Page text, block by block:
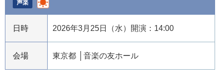
声楽
日時 2026年3月25日（水）開演：14:00
会場 東京都 音楽の友ホール